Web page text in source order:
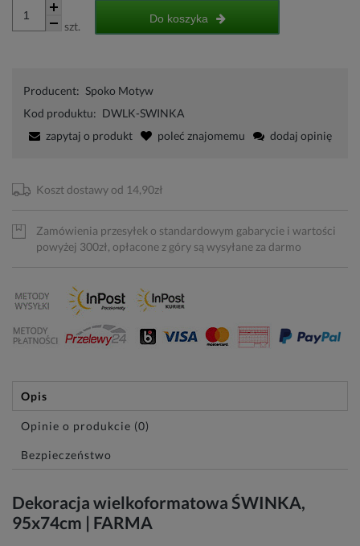
szt.
Do koszyka
Producent: Spoko Motyw
Kod produktu: DWLK-SWINKA
zapytaj o produkt
poleć znajomemu dodaj opinię
Koszt dostawy od 14,90zł
Zamówienia przesyłek o standardowym gabarycie i wartości
powyżej 300zł, opłacone z góry są wysyłane za darmo
Opis
Opinie o produkcie (0)
Bezpieczeństwo
Dekoracja wielkoformatowa ŚWINKA,
95x74cm | FARMA